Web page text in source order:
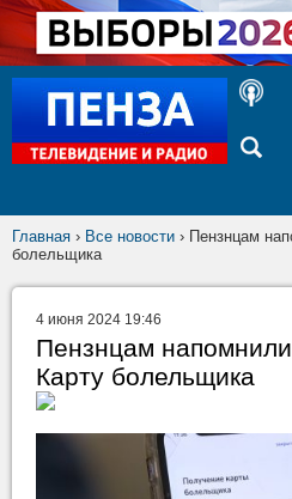
Главная › Все новости › Пензнцам
болельщика
4 июня 2024 19:46
Пензнцам
Карту болельщика